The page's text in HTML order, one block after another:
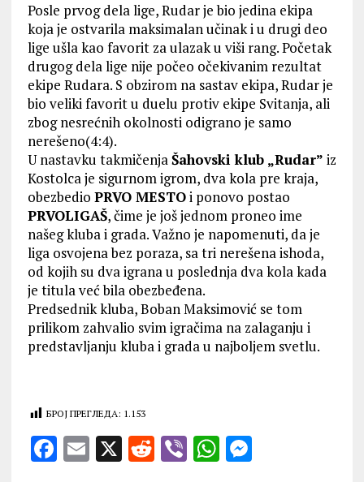
Posle prvog dela lige, Rudar je bio jedina ekipa
koja je ostvarila maksimalan učinak i u drugi deo
lige ušla kao favorit za ulazak u viši rang. Početak
drugog dela lige nije počeo očekivanim rezultat
ekipe Rudara. S obzirom na sastav ekipa, Rudar je
bio veliki favorit u duelu protiv ekipe Svitanja, ali
zbog nesrećnih okolnosti odigrano je samo
nerešeno(4:4).
U nastavku takmičenjaŠahovski klub „Rudar” iz
Kostolca je sigurnom igrom, dva kola pre kraja,
obezbedio PRVO MESTOi ponovo postao
PRVOLIGAŠ, čime je još jednom proneo ime
našeg kluba i grada. Važno je napomenuti, da je
liga osvojena bez poraza, sa tri nerešena ishoda,
od kojih su dva igrana u poslednja dva kola kada
je titula već bila obezbeđena.
Predsednik kluba, Boban Maksimović se tom
prilikom zahvalio svim igračima na zalaganju i
predstavljanju kluba i grada u najboljem svetlu.
БРОЈ ПРЕГЛЕДА: 1.153
F E X R V WM